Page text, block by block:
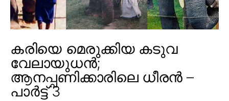
കരിയെ മെരുക്കിയ കടുവ
വേലായുധൻ;
ആനപ്പണിക്കാരിലെ ധീരൻ –
പാർട്ട് 3